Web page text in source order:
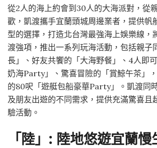
從2人的海上約會到30人的大海派對，從
歡，凱渡攜手宜蘭頭城周邊業者，提供帆
型的選擇，打造北台灣最強海上娛樂線，
渡強項，推出一系列玩海活動，包括親子
長」、好友共饗的「大海野餐」、4人即
奶海Party」、驚喜冒險的「賞鯨午茶」
的80呎「遊艇包船豪華Party」。凱渡同
及朋友出遊的不同需求，提供充滿驚喜且
驗活動。
「陸」: 陸地悠遊宜蘭